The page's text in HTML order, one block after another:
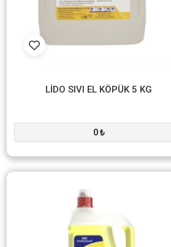
LİDO SIVI EL KÖPÜK 5 KG
0 ₺